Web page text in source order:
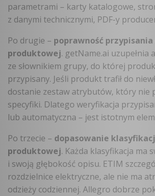
parametrami – karty katalogowe,
z danymi technicznymi, PDF-y
Po drugie – poprawność
produktowej. getName.ai uzupełnia
ze słownikiem grupy, do której
przypisany. Jeśli produkt trafił do
dostanie zestaw atrybutów, który nie
specyfiki. Dlatego weryfikacja
lub automatyczna – jest istotnym
Po trzecie – dopasowanie
produktowej. Każda klasyfikacja ma
i swoją głębokość opisu. ETIM
rozdzielnice elektryczne, ale nie ma
odzieży codziennej. Allegro dobrze